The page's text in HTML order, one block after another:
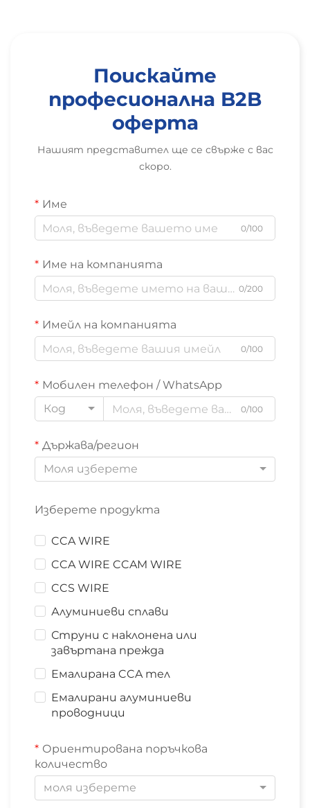
Поискайте
професионална B2B
оферта
Нашият представител ще се свърже с вас
скоро.
Име
0/100
Име на компанията
0/200
Имейл на компанията
0/100
Мобилен телефон / WhatsApp
Код
0/100
Държава/регион
Моля изберете
Изберете продукта
CCA WIRE
CCA WIRE CCAM WIRE
CCS WIRE
Алуминиеви сплави
Струни с наклонена или
завъртана прежда
Емалирана CCA тел
Емалирани алуминиеви
проводници
Ориентирована поръчкова
количество
моля изберете